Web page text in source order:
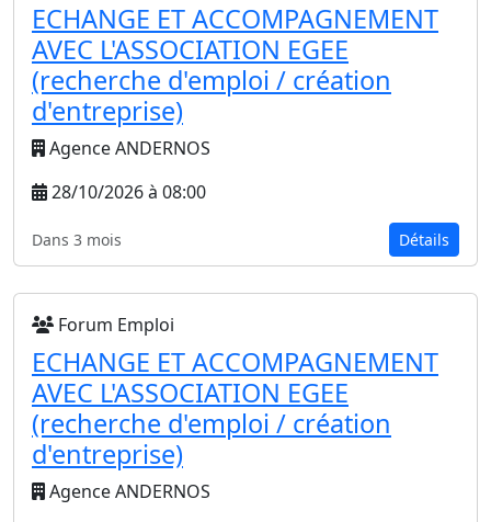
ECHANGE ET ACCOMPAGNEMENT
AVEC L'ASSOCIATION EGEE
(recherche d'emploi / création
d'entreprise)
Agence ANDERNOS
28/10/2026 à 08:00
Dans 3 mois Détails
Forum Emploi
ECHANGE ET ACCOMPAGNEMENT
AVEC L'ASSOCIATION EGEE
(recherche d'emploi / création
d'entreprise)
Agence ANDERNOS